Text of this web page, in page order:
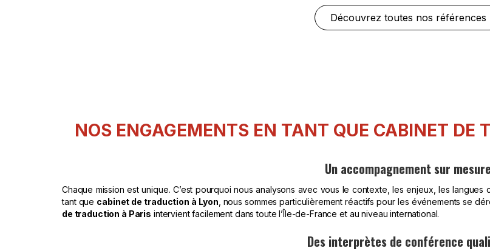
Découvrez toutes nos références
NOS ENGAGEMENTS EN TANT QUE CABINET DE
Un accompagnement sur mesure
Chaque mission est unique. C’est pourquoi nous analysons avec vous le contexte, les enjeux, les
tant que cabinet de traduction à Lyon , nous sommes particulièrement réactifs pour les événements se
de traduction à Paris intervient facilement dans toute l’Île-de-France et au niveau international.
Des interprètes de conférence